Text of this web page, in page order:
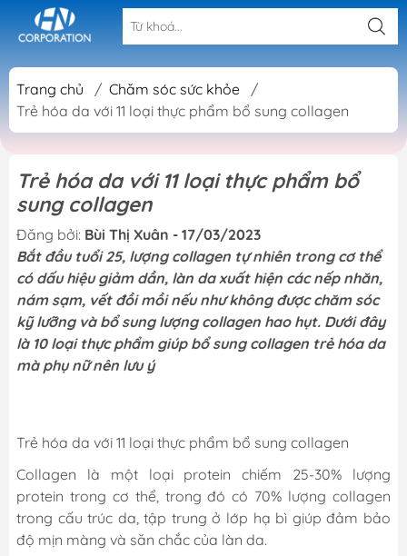
Trang chủ / Chăm sóc sức khỏe
/
Trẻ hóa da với 11 loại thực phẩm bổ sung collagen
Trẻ hóa da với 11 loại thực phẩm bổ
sung collagen
Đăng bởi: Bùi Thị Xuân - 17/03/2023
Bắt đầu tuổi 25, lượng collagen tự nhiên trong cơ thể
có dấu hiệu giảm dần, làn da xuất hiện các nếp nhăn,
nám sạm, vết đồi mồi nếu như không được chăm sóc
kỹ lưỡng và bổ sung lượng collagen hao hụt. Dưới đây
là 10 loại thực phẩm giúp bổ sung collagen trẻ hóa da
mà phụ nữ nên lưu ý
Trẻ hóa da với 11 loại thực phẩm bổ sung collagen
Collagen là một loại protein chiếm 25-30% lượng
protein trong cơ thể, trong đó có 70% lượng collagen
trong cấu trúc da, tập trung ở lớp hạ bì giúp đảm bảo
độ mịn màng và săn chắc của làn da.